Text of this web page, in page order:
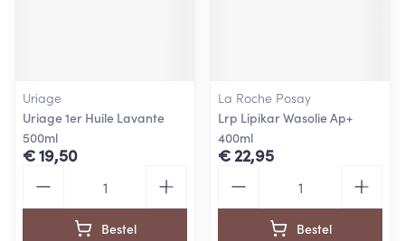
Uriage
Uriage 1er Huile Lavante
500ml
€ 19,50
Bestel
La Roche Posay
Lrp Lipikar Wasolie Ap+
400ml
€ 22,95
Bestel